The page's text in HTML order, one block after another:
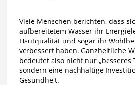
Viele Menschen berichten, dass
aufbereitetem Wasser ihr
Hautqualität und sogar ihr
verbessert haben. Ganzheitliche
bedeutet also nicht nur „besseres
sondern eine nachhaltige
Gesundheit.